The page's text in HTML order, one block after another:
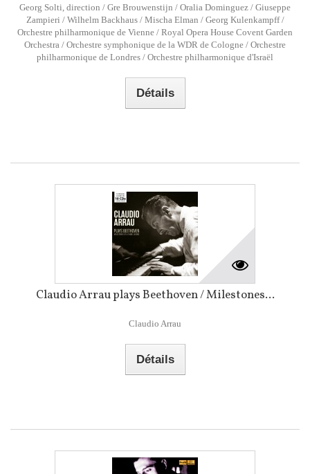
Georg Solti, direction / Gre Brouwenstijn / Oralia Dominguez / Giuseppe
Zampieri / Wilhelm Backhaus / Mischa Elman / Georg Kulenkampff /
Orchestre philharmonique de Vienne / Royal Opera House Covent Garden
Orchestra / Orchestre symphonique de la WDR de Cologne / Orchestre
philharmonique de Londres / Orchestre philharmonique d'Israël
Détails
Claudio Arrau plays Beethoven / Milestones...
Claudio Arrau
Détails